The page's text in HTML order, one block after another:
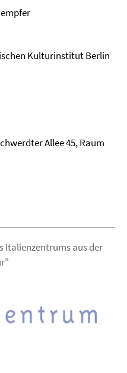
Kulturinstitut Berlin
Allee 45, Raum
Italienzentrums aus der